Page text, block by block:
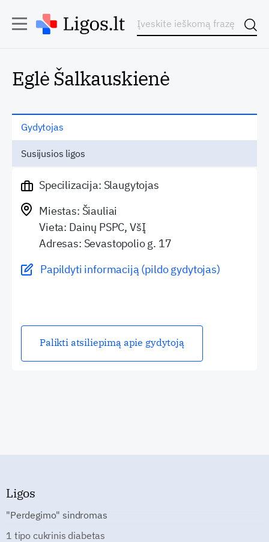
Eglė Šalkauskienė
Gydytojas
Susijusios ligos
Specilizacija: Slaugytojas
Miestas: Šiauliai
Vieta: Dainų PSPC, VšĮ
Adresas: Sevastopolio g. 17
Papildyti informaciją (pildo gydytojas)
Palikti atsiliepimą apie gydytoją
Ligos
"Perdegimo" sindromas
1 tipo cukrinis diabetas